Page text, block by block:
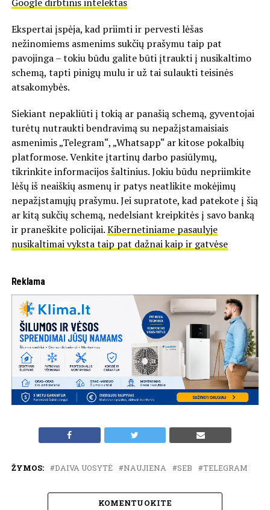
Ekspertai įspėja, kad priimti ir pervesti lėšas
nežinomiems asmenims sukčių prašymu taip pat
pavojinga – tokiu būdu galite būti įtraukti į nusikaltimo
schemą, tapti pinigų mulu ir už tai sulaukti teisinės
atsakomybės.
Siekiant nepakliūti į tokią ar panašią schemą, gyventojai
turėtų nutraukti bendravimą su nepažįstamaisiais
asmenimis „Telegram“, „Whatsapp“ ar kitose pokalbių
platformose. Venkite įtartinų darbo pasiūlymų,
tikrinkite informacijos šaltinius. Jokiu būdu nepriimkite
lėšų iš neaiškių asmenų ir patys neatlikite mokėjimų
nepažįstamųjų prašymu. Jei supratote, kad patekote į šią
ar kitą sukčių schemą, nedelsiant kreipkitės į savo banką
ir praneškite policijai.Kibernetiniame pasaulyje
nusikaltimai vyksta taip pat dažnai kaip ir gatvėse
Reklama
ŽYMOS: DAIVA UOSYTĖ NAUJIENA SEB TELEGRAM
KOMENTUOKITE